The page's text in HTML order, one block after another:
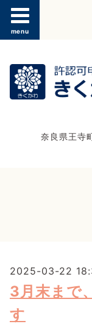
menu
奈良県王寺
2025-03-22
3月末まで
す